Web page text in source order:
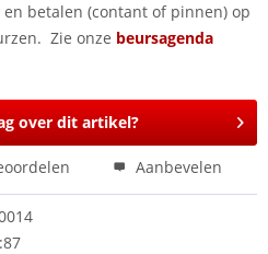
betalen (contant of pinnen) op
Zie onze beursagenda
over dit artikel?
Aanbevelen